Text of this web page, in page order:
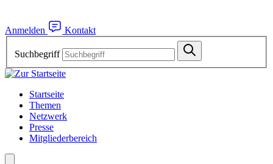
Anmelden Kontakt
Suchbegriff
Startseite
Themen
Netzwerk
Presse
Mitgliederbereich